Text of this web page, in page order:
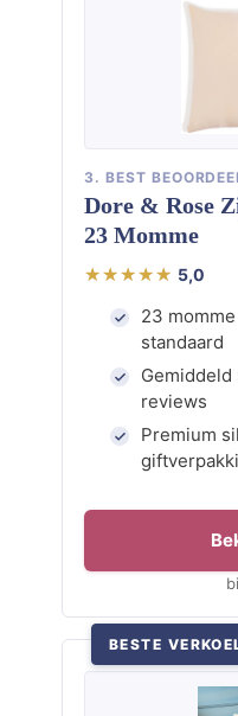
3. BEST
Dore & Rose
23 Momme
5,0
23
standaard
reviews
Premium
BESTE